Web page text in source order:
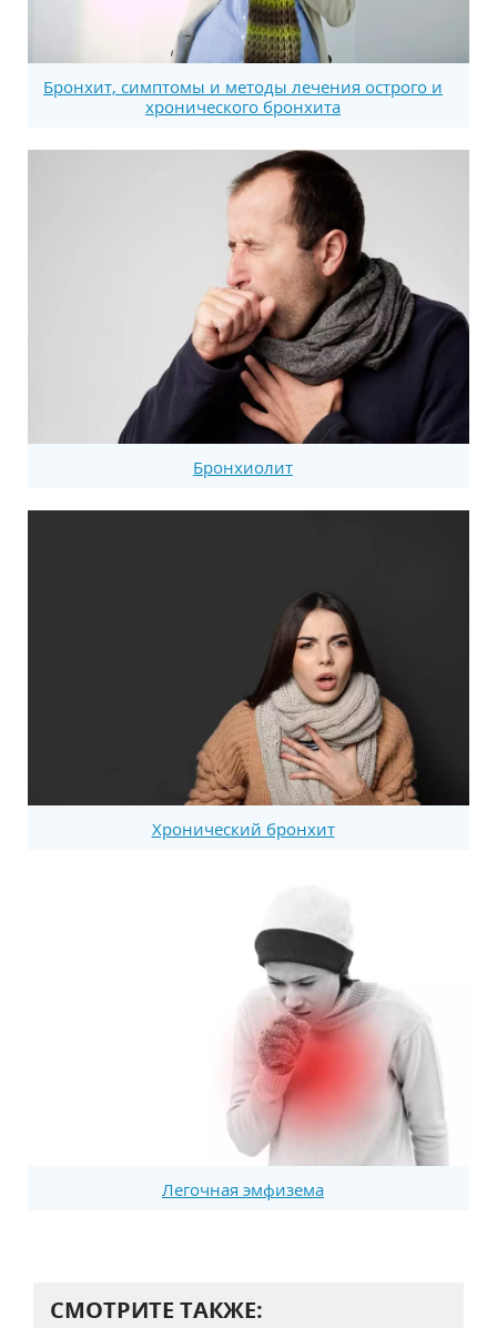
Бронхит, симптомы и методы лечения острого и
хронического бронхита
Бронхиолит
Хронический бронхит
Легочная эмфизема
СМОТРИТЕ ТАКЖЕ: